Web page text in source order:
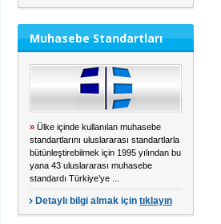
Muhasebe Standartları
» Ülke içinde kullanılan muhasebe
standartlarını uluslararası standartlarla
bütünleştirebilmek için 1995 yılından bu
yana 43 uluslararası muhasebe
standardı Türkiye’ye ...
Detaylı bilgi almak için tıklayın